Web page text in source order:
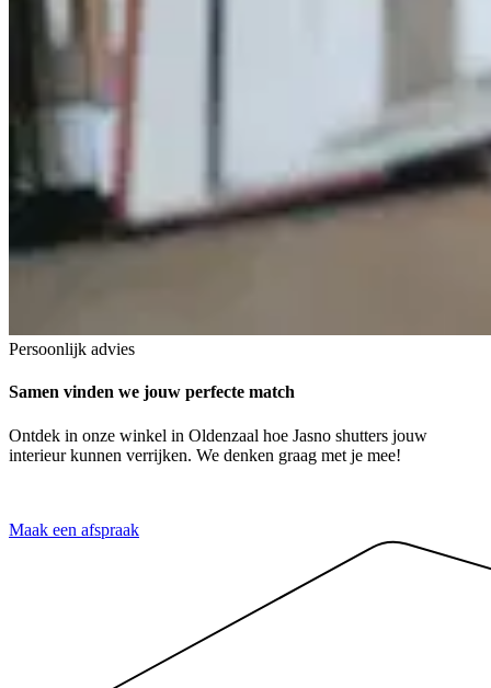
Persoonlijk advies
Samen vinden we jouw perfecte match
Ontdek in onze winkel in Oldenzaal hoe Jasno shutters jouw
interieur kunnen verrijken. We denken graag met je mee!
Maak een afspraak